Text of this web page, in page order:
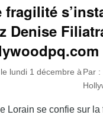
fragilité
Denise
lundi 1 décembre à Par :
Lorain se confie sur la